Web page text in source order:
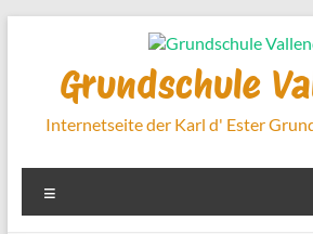
springenGrundschule
Internetseite der Karl d' Ester